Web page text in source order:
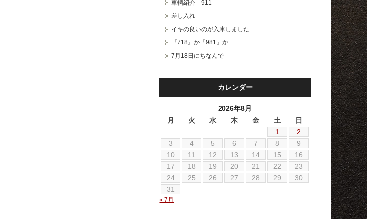
車輌紹介 911
差し入れ
イキの良いのが入庫しました
『718』か『981』か
7月18日にちなんで
カレンダー
2026年8月
月
火 水 木 金 土
日
1
2
3
4 5 6 7 8
9
10
11 12 13 14 15
16
17
18 19 20 21 22
23
24
25 26 27 28 29
30
31
« 7月